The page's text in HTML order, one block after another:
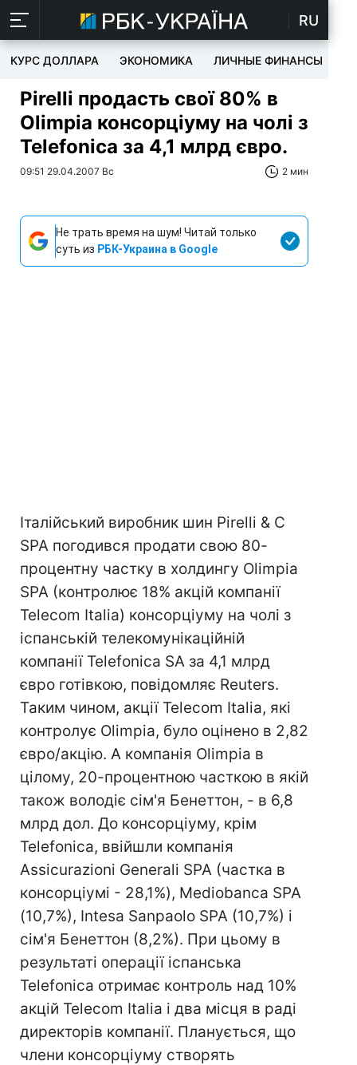
RU
КУРС ДОЛЛАРА ЭКОНОМИКА ЛИЧНЫЕ ФИНАНСЫ
Pirelli продасть свої 80% в
Olimpia консорціуму на чолі з
Telefonica за 4,1 млрд євро.
09:51 29.04.2007 Вс 2 мин
Не трать время на шум! Читай только
суть из РБК-Украина в Google
Італійський виробник шин Pirelli & C
SPA погодився продати свою 80-
процентну частку в холдингу Olimpia
SPA (контролює 18% акцій компанії
Telecom Italia) консорціуму на чолі з
іспанській телекомунікаційній
компанії Telefonica SA за 4,1 млрд
євро готівкою, повідомляє Reuters.
Таким чином, акції Telecom Italia, які
контролує Olimpia, було оцінено в 2,82
євро/акцію. А компанія Olimpia в
цілому, 20-процентною часткою в якій
також володіє сім'я Бенеттон, - в 6,8
млрд дол. До консорціуму, крім
Telefonica, ввійшли компанія
Assicurazioni Generali SPA (частка в
консорціумі - 28,1%), Mediobanca SPA
(10,7%), Intesa Sanpaolo SPA (10,7%) і
сім'я Бенеттон (8,2%). При цьому в
результаті операції іспанська
Telefonica отримає контроль над 10%
акцій Telecom Italia і два місця в раді
директорів компанії. Планується, що
члени консорціуму створять